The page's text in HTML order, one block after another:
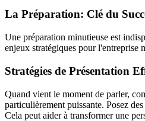
La Préparation: Clé du
Une préparation minutieuse est
enjeux stratégiques pour l'entreprise
Stratégies de Présentation
Quand vient le moment de parler,
particulièrement puissante. Posez
Cela peut aider à transformer une